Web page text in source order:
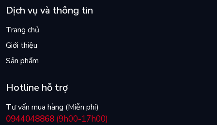
Dịch vụ và thông tin
Trang chủ
Giới thiệu
Sản phẩm
Hotline hỗ trợ
Tư vấn mua hàng (Miễn phí)
0944048868 (9h00-17h00)